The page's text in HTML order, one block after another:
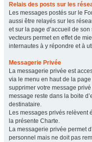
Relais des posts sur les
Les messages postés sur le
aussi être relayés sur les
et sur la page d’accueil de
vecteurs permet en effet de
internautes à y répondre et à
Messagerie Privée
La messagerie privée est
via le menu en haut de la
supprimer votre message privé
message reste dans la boite
destinataire.
Les messages privés relèvent
la présente Charte.
La messagerie privée permet
personnel mais ne doit pas